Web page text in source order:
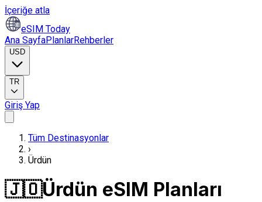
İçeriğe atla
eSIM Today
Ana SayfaPlanlarRehberler
USD
TR
Giriş Yap
Tüm Destinasyonlar
›
Ürdün
🇯🇴Ürdün eSIM Planları